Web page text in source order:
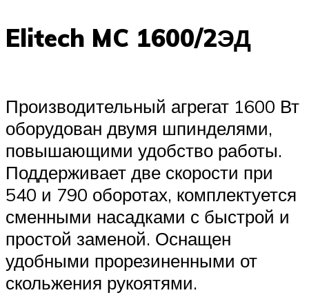
Elitech MC 1600/2ЭД
Производительный агрегат 1600 Вт
оборудован двумя шпинделями,
повышающими удобство работы.
Поддерживает две скорости при
540 и 790 оборотах, комплектуется
сменными насадками с быстрой и
простой заменой. Оснащен
удобными прорезиненными от
скольжения рукоятями.